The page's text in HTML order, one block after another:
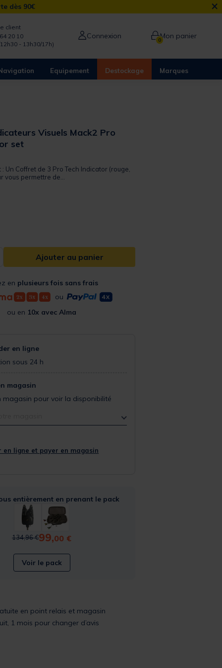
dès 90€ ×
client
20 10
- 13h30/17h)
Connexion 0Mon panier
Equipement Destockage Marques
Visuels Mack2 Pro
set
Un Coffret de 3 Pro Tech Indicator (rouge,
vous permettre de...
Ajouter au panier
en plusieurs fois sans frais
ou
ou en 10x avec Alma
en ligne
sous 24 h
magasin
magasin pour voir la disponibilité
en ligne et payer en magasin
entièrement en prenant le pack
Price reduced from
134,96 €to
99,00 €
Voir le pack
en point relais et magasin
1 mois pour changer d’avis